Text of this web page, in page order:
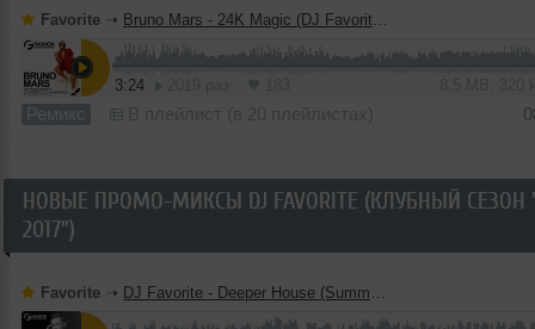
Favorite ➝ Bruno Mars - 24K Magic (DJ Favorite & DJ Kharitonov Radio Edit)
3:24
Ремикс В плейлист (в 20 плейлистах)
НОВЫЕ ПРОМО-МИКСЫ DJ FAVORITE (КЛУБНЫЙ СЕЗОН
2017")
Favorite ➝ DJ Favorite - Deeper House (Summer 2017 Mix)